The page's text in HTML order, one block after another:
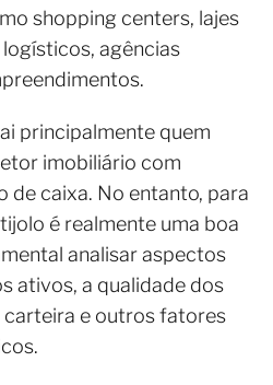
shopping centers, lajes
agências
principalmente quem
imobiliário com
de caixa. No entanto, para
é realmente uma boa
analisar aspectos
ativos, a qualidade dos
carteira e outros fatores